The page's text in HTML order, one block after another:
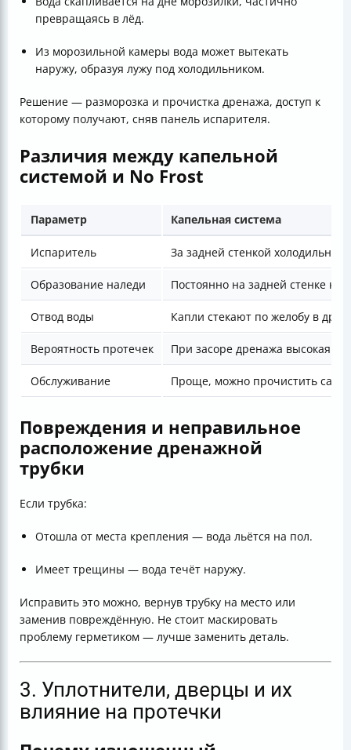
превращаясь в лёд.
Из морозильной камеры вода может вытекать
наружу, образуя лужу под холодильником.
Решение — разморозка и прочистка дренажа, доступ к
которому получают, сняв панель испарителя.
Различия между капельной
системой и No Frost
Параметр Капельная система
Испаритель За задней стенкой холодильной
Образование наледи Постоянно на задней стенке
Отвод воды Капли стекают по желобу в
Вероятность протечек При засоре дренажа высокая
Обслуживание Проще, можно прочистить
Повреждения и неправильное
расположение дренажной
трубки
Если трубка:
Отошла от места крепления — вода льётся на пол.
Имеет трещины — вода течёт наружу.
Исправить это можно, вернув трубку на место или
заменив повреждённую. Не стоит маскировать
проблему герметиком — лучше заменить деталь.
3. Уплотнители, дверцы и их
влияние на протечки